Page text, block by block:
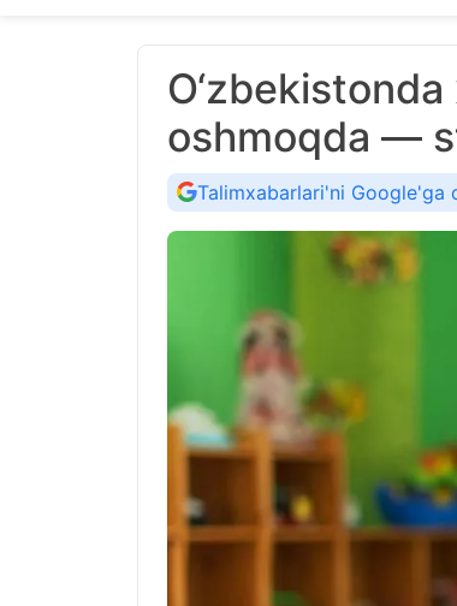
oshmoqda —
Talimxabarlari'ni Google'ga